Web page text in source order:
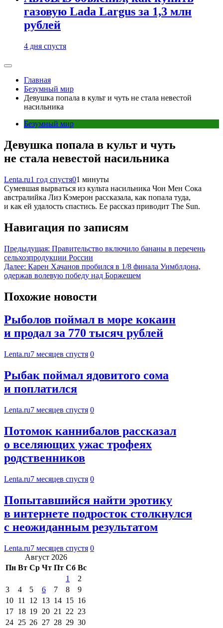
газовую Lada Largus за 1,3 млн
рублей
4 дня спустя
Главная
Безумный мир
Девушка попала в культ и чуть не стала невестой
насильника
Безумный мир
Девушка попала в культ и чуть
не стала невестой насильника
Lenta.ru1 год спустя01 минуты
Сумевшая вырваться из культа насильника Чон Мен Сока
австралийка Лиз Кэмерон рассказала, как попала туда,
и как ей удалость спастись. Ее рассказ приводит The Sun.
Навигация по записям
Предыдущая: Правительство включило бананы в перечень
сельхозпродукции России
Далее: Карен Хачанов пробился в 1/8 финала Уимблдона,
одержав волевую победу над Боржешем
Похожие новости
Рыболов поймал в море кокаин
и продал за 770 тысяч рублей
Lenta.ru7 месяцев спустя 0
Рыбак поймал ядовитого сома
и поплатился
Lenta.ru7 месяцев спустя 0
Потомок каннибалов рассказал
о вселяющих ужас трофеях
родственников
Lenta.ru7 месяцев спустя 0
Попытавшийся найти эротику
в интернете подросток столкнулся
с неожиданным результатом
Lenta.ru7 месяцев спустя 0
Август 2026
Пн Вт Ср Чт Пт Сб Вс
1
2
3
4 5 6 7 8
9
10 11 12 13 14 15 16
17 18 19 20 21 22 23
24 25 26 27 28 29 30